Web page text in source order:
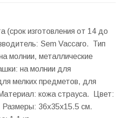
(срок изготовления от 14 до
Sem Vaccaro. Тип
молнии, металлические
на молнии для
мелких предметов, для
кожа страуса. Цвет:
Размеры: 36x35x15.5 см.